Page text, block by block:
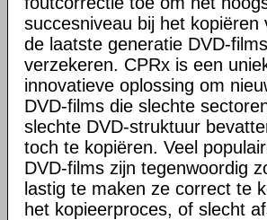
succesniveau bij het kopiëren
de laatste generatie DVD-
verzekeren. CPRx is een
innovatieve oplossing om
DVD-films die slechte
slechte DVD-struktuur
toch te kopiëren. Veel
DVD-films zijn tegenwoordig
lastig te maken ze correct te
het kopieerproces, of slecht